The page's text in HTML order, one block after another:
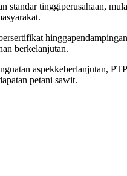
standar tinggiperusahaan,
.
hinggapendampingan
berkelanjutan.
aspekkeberlanjutan,
petani sawit.